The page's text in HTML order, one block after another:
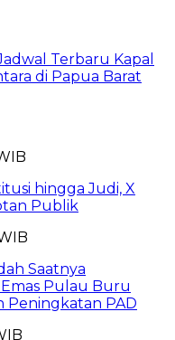
Terbaru Kapal
di Papua Barat
hingga Judi, X
Publik
Saatnya
Pulau Buru
Peningkatan PAD